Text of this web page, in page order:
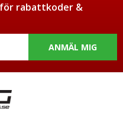
rabattkoder &
ANMÄL MIG